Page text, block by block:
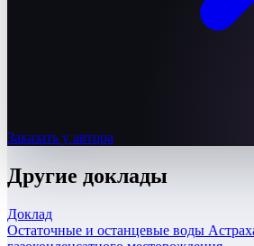
Заказать у автора
Другие доклады
Доклад
Остаточные и останцевые воды